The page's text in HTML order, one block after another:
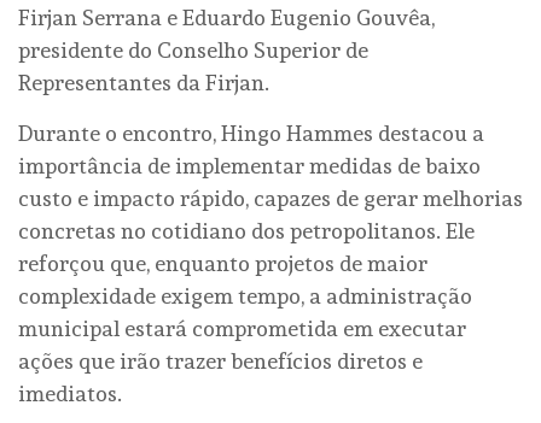
Firjan Serrana e Eduardo Eugenio Gouvêa,
presidente do Conselho Superior de
Representantes da Firjan.
Durante o encontro, Hingo Hammes destacou a
importância de implementar medidas de baixo
custo e impacto rápido, capazes de gerar melhorias
concretas no cotidiano dos petropolitanos. Ele
reforçou que, enquanto projetos de maior
complexidade exigem tempo, a administração
municipal estará comprometida em executar
ações que irão trazer benefícios diretos e
imediatos.